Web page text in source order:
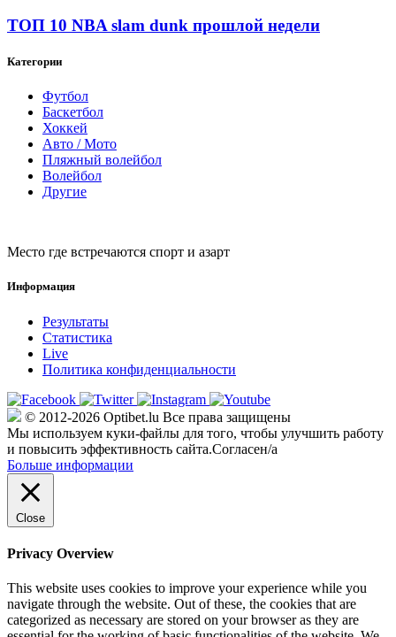
ТОП 10 NBA slam dunk прошлой недели
Категории
Футбол
Баскетбол
Хоккей
Авто / Мото
Пляжный волейбол
Волейбол
Другие
Место где встречаются спорт и азарт
Информация
Результаты
Статистика
Live
Политика конфиденциальности
© 2012-2026 Optibet.lu Все права защищены
Мы используем куки-файлы для того, чтобы улучшить работу
и повысить эффективность сайта.Согласен/а
Больше информации
Close
Privacy Overview
This website uses cookies to improve your experience while you
navigate through the website. Out of these, the cookies that are
categorized as necessary are stored on your browser as they are